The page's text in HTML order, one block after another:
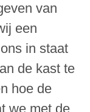
van
een
in staat
de kast te
hoe de
we met de